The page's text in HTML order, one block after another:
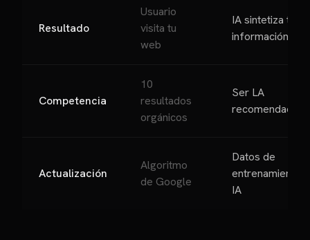
Resultado
Usuario
visita tu
web
IA sintetiza tu
información
Competencia
10
resultados
orgánicos
Ser LA
recomendación
Actualización
Algoritmo
de Google
Datos de
entrenamiento
IA